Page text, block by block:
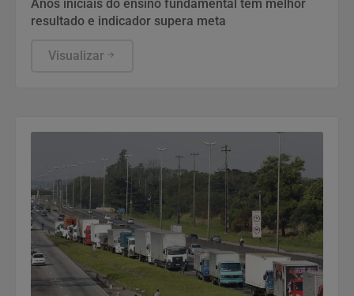
Anos iniciais do ensino fundamental têm melhor
resultado e indicador supera meta
Visualizar